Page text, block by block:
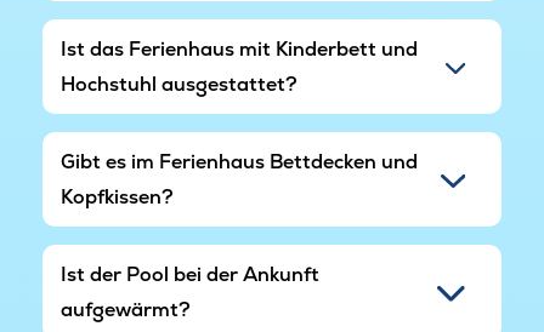
Ist das Ferienhaus mit Kinderbett und
Hochstuhl ausgestattet?
Gibt es im Ferienhaus Bettdecken und
Kopfkissen?
Ist der Pool bei der Ankunft
aufgewärmt?